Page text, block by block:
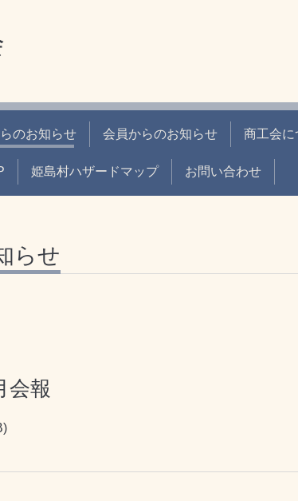
のお知らせ 会員からのお知らせ 商工会に
姫島村ハザードマップ お問い合わせ
らせ
報